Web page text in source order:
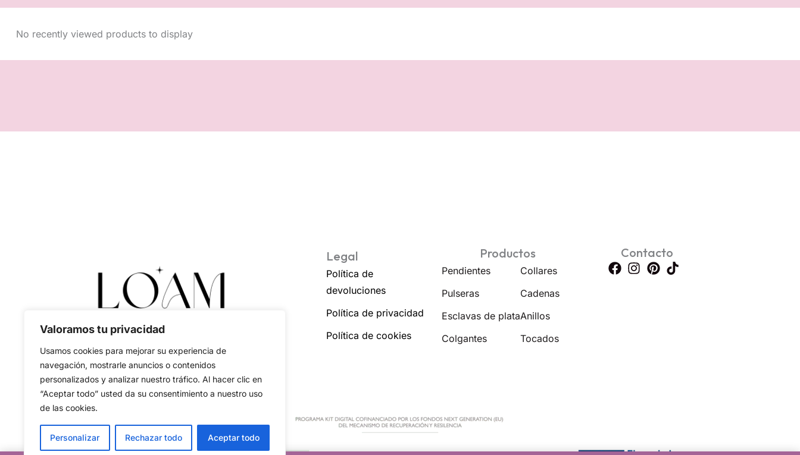
Valoramos tu privacidad
Usamos cookies para mejorar su experiencia de
navegación, mostrarle anuncios o contenidos
personalizados y analizar nuestro tráfico. Al hacer clic en
“Aceptar todo” usted da su consentimiento a nuestro uso
de las cookies.
Personalizar Rechazar todo Aceptar todo
No recently viewed products to display
Legal
Política de
devoluciones
Política de privacidad
Política de cookies
Productos
Pendientes
Pulseras
Esclavas de plata
Colgantes
Collares
Cadenas
Anillos
Tocados
Contacto